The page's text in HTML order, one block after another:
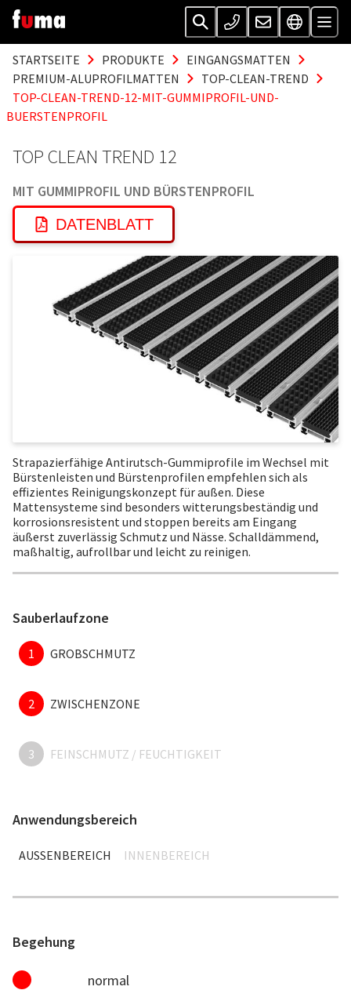
STARTSEITE PRODUKTE
EINGANGSMATTEN
PREMIUM-ALUPROFILMATTEN
TOP-CLEAN-TREND
TOP-CLEAN-TREND-12-MIT-GUMMIPROFIL-UND-
BUERSTENPROFIL
TOP CLEAN TREND 12
MIT GUMMIPROFIL UND BÜRSTENPROFIL
DATENBLATT
Strapazierfähige Antirutsch-Gummiprofile im Wechsel mit
Bürstenleisten und Bürstenprofilen empfehlen sich als
effizientes Reinigungskonzept für außen. Diese
Mattensysteme sind besonders witterungsbeständig und
korrosionsresistent und stoppen bereits am Eingang
äußerst zuverlässig Schmutz und Nässe. Schalldämmend,
maßhaltig, aufrollbar und leicht zu reinigen.
Sauberlaufzone
1 GROBSCHMUTZ
2 ZWISCHENZONE
3 FEINSCHMUTZ / FEUCHTIGKEIT
Anwendungsbereich
AUSSENBEREICH INNENBEREICH
Begehung
normal